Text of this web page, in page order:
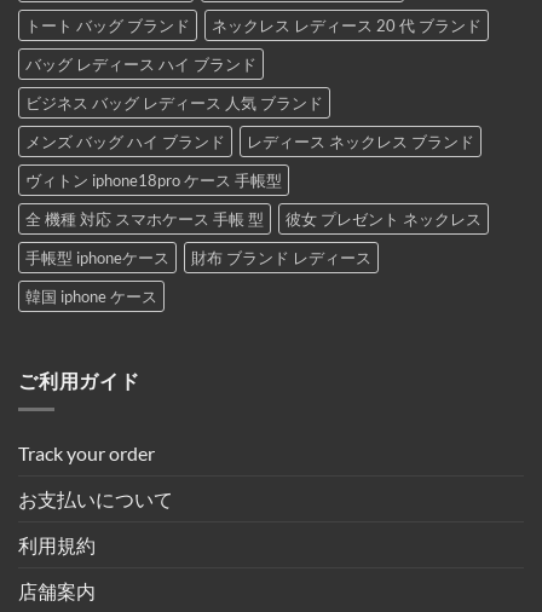
トート バッグ ブランド
ネックレス レディース 20 代 ブランド
バッグ レディース ハイ ブランド
ビジネス バッグ レディース 人気 ブランド
メンズ バッグ ハイ ブランド
レディース ネックレス ブランド
ヴィトン iphone18pro ケース 手帳型
全 機種 対応 スマホケース 手帳 型
彼女 プレゼント ネックレス
手帳型 iphoneケース
財布 ブランド レディース
韓国 iphone ケース
ご利用ガイド
Track your order
お支払いについて
利用規約
店舗案内